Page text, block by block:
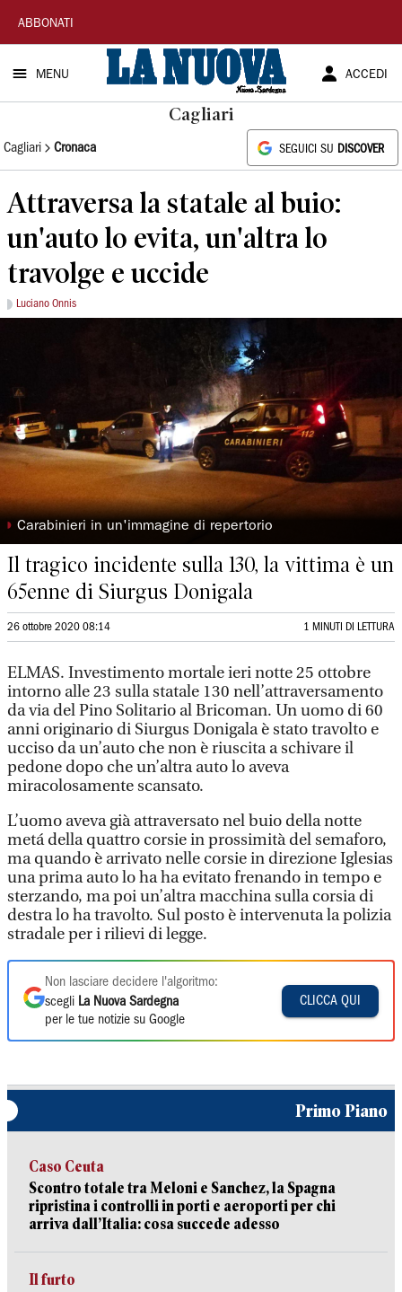
La
Nuova
Sardegna
ABBONATI
MENU ACCEDI
Cagliari
Cagliari Cronaca SEGUICI SU DISCOVER
Attraversa la statale al buio:
un'auto lo evita, un'altra lo
travolge e uccide
Luciano Onnis
◗ Carabinieri in un'immagine di repertorio
Il tragico incidente sulla 130, la vittima è un
65enne di Siurgus Donigala
26 ottobre 2020 08:14 1 MINUTI DI LETTURA
ELMAS. Investimento mortale ieri notte 25 ottobre
intorno alle 23 sulla statale 130 nell’attraversamento
da via del Pino Solitario al Bricoman. Un uomo di 60
anni originario di Siurgus Donigala è stato travolto e
ucciso da un’auto che non è riuscita a schivare il
pedone dopo che un’altra auto lo aveva
miracolosamente scansato.
L’uomo aveva già attraversato nel buio della notte
metá della quattro corsie in prossimità del semaforo,
ma quando è arrivato nelle corsie in direzione Iglesias
una prima auto lo ha ha evitato frenando in tempo e
sterzando, ma poi un’altra macchina sulla corsia di
destra lo ha travolto. Sul posto è intervenuta la polizia
stradale per i rilievi di legge.
Non lasciare decidere l'algoritmo:
scegli La Nuova Sardegna
per le tue notizie su Google
CLICCA QUI
Primo Piano
Caso Ceuta
Scontro totale tra Meloni e Sanchez, la Spagna
ripristina i controlli in porti e aeroporti per chi
arriva dall’Italia: cosa succede adesso
Il furto